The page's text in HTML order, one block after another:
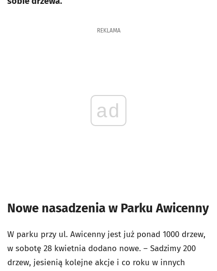
REKLAMA
ad
Nowe nasadzenia w Parku Awicenny
W parku przy ul. Awicenny jest już ponad 1000 drzew,
w sobotę 28 kwietnia dodano nowe. – Sadzimy 200
drzew, jesienią kolejne akcje i co roku w innych